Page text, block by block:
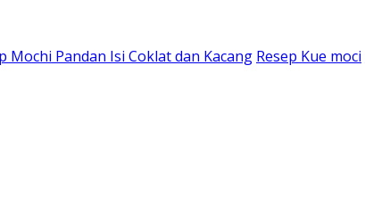
Mochi Pandan Isi Coklat dan Kacang Resep Kue moci